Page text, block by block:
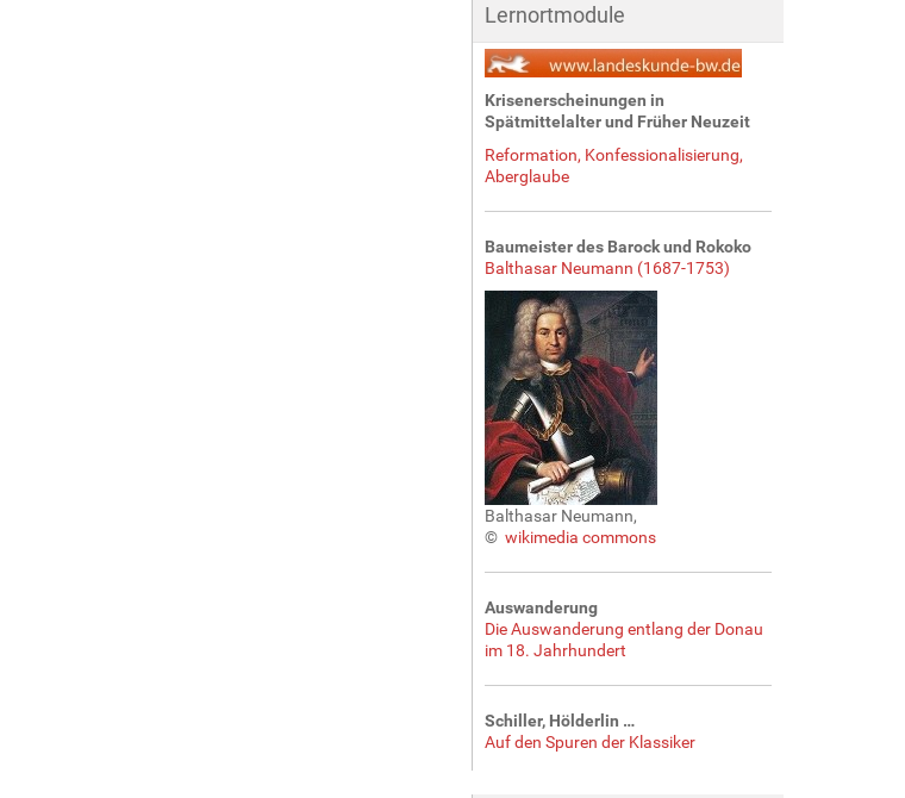
Lernortmodule
Krisenerscheinungen in
Spätmittelalter und Früher Neuzeit
Reformation, Konfessionalisierung,
Aberglaube
Baumeister des Barock und Rokoko
Balthasar Neumann (1687-1753)
Balthasar Neumann,
© wikimedia commons
Auswanderung
Die Auswanderung entlang der Donau
im 18. Jahrhundert
Schiller, Hölderlin …
Auf den Spuren der Klassiker